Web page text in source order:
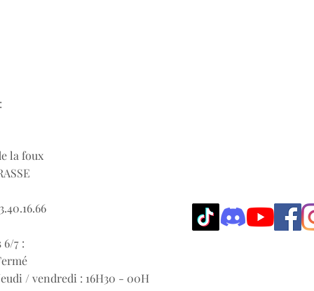
la foux
7 :
/ vendredi : 16H30 - 00H